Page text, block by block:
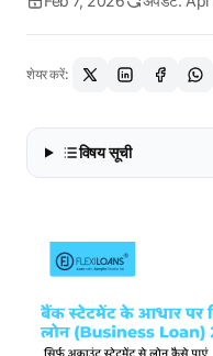
शेयर करें:
विषय सूची